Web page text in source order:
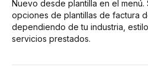
Nuevo desde plantilla en el
opciones de plantillas de factura
dependiendo de tu industria,
servicios prestados.